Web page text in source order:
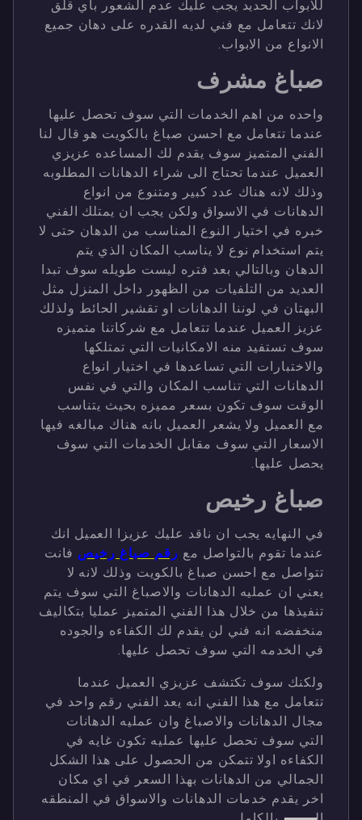
للابواب الحديد يجب عليك عدم الشعور باي قلق
لانك تتعامل مع فني لديه القدره على دهان جميع
الانواع من الابواب.
صباغ مشرف
واحده من اهم الخدمات التي سوف تحصل عليها
عندما تتعامل مع احسن صباغ بالكويت هو قال لنا
الفني المتميز سوف يقدم لك المساعده عزيزي
العميل عندما تحتاج الى شراء الدهانات المطلوبه
وذلك لانه هناك عدد كبير ومتنوع من انواع
الدهانات في الاسواق ولكن يجب ان يمتلك الفني
خبره في اختيار النوع المناسب من الدهان حتى لا
يتم استخدام نوع لا يناسب المكان الذي يتم
الدهان وبالتالي بعد فتره ليست طويله سوف تبدا
العديد من التلفيات من الظهور داخل المنزل مثل
البهتان في لوننا الدهانات او تقشير الحائط ولذلك
عزيز العميل عندما تتعامل مع شركاتنا متميزه
سوف تستفيد منه الامكانيات التي تمتلكها
والاختبارات التي تساعدها في اختيار انواع
الدهانات التي تناسب المكان والتي في نفس
الوقت سوف تكون بسعر مميزه بحيث يتناسب
مع العميل ولا يشعر العميل بانه هناك مبالغه فيها
الاسعار التي سوف مقابل الخدمات التي سوف
يحصل عليها.
صباغ رخيص
في النهايه يجب ان ناقد عليك عزيزا العميل انك
عندما تقوم بالتواصل معرقم صباغ رخيصفانت
تتواصل مع احسن صباغ بالكويت وذلك لانه لا
يعني ان عمليه الدهانات والاصباغ التي سوف يتم
تنفيذها من خلال هذا الفني المتميز عمليا بتكاليف
منخفضه انه فني لن يقدم لك الكفاءه والجوده
في الخدمه التي سوف تحصل عليها.
ولكنك سوف تكتشف عزيزي العميل عندما
تتعامل مع هذا الفني انه يعد الفني رقم واحد في
مجال الدهانات والاصباغ وان عمليه الدهانات
التي سوف تحصل عليها عمليه تكون غايه في
الكفاءه اولا تتمكن من الحصول على هذا الشكل
الجمالي من الدهانات بهذا السعر في اي مكان
اخر يقدم خدمات الدهانات والاسواق في المنطقه